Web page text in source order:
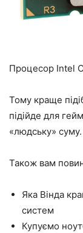
Процесор Intel
Тому краще
підійде для
«людську» суму.
Також вам
Яка Вінда
систем
Купуємо